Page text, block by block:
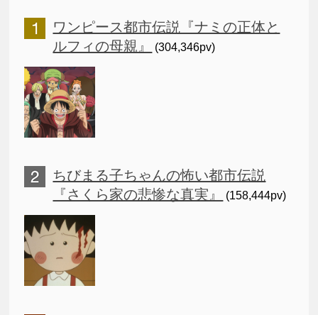
ワンピース都市伝説『ナミの正体と
ルフィの母親』
(304,346pv)
ちびまる子ちゃんの怖い都市伝説
『さくら家の悲惨な真実』
(158,444pv)